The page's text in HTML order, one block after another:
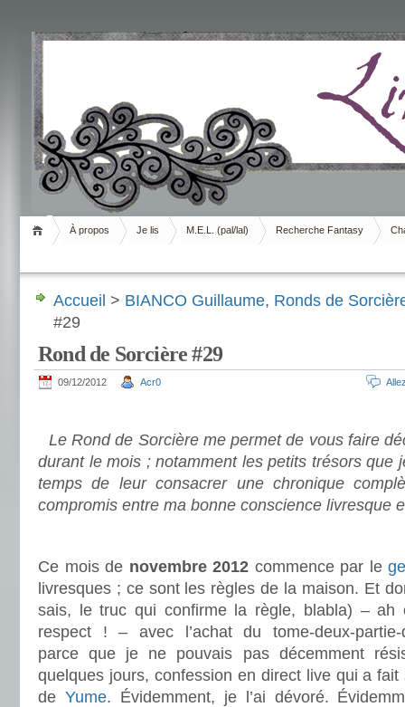
Livrement
À propos Je lis M.E.L. (pal/lal) Recherche Fantasy
Accueil > BIANCO Guillaume, Ronds de
#29
Rond de Sorcière #29
09/12/2012 Acr0
Le Rond de Sorcière me permet de vous faire
durant le mois ; notamment les petits trésors que
temps de leur consacrer une chronique
compromis entre ma bonne conscience livresque
Ce mois de novembre 2012 commence par le
livresques ; ce sont les règles de la maison. Et
sais, le truc qui confirme la règle, blabla) – ah
respect ! – avec l’achat du tome-deux-partie-
parce que je ne pouvais pas décemment
quelques jours, confession en direct live qui a
de Yume. Évidemment, je l’ai dévoré.